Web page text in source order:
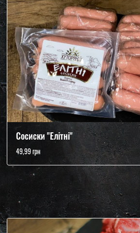
Сосиски "Елітні"
49,99 грн